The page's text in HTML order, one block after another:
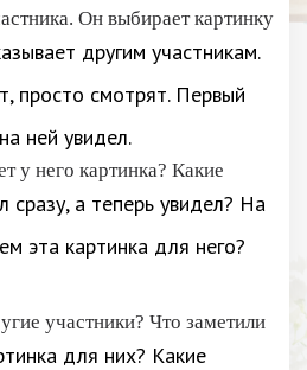
Он выбирает картинку
другим участникам.
просто смотрят. Первый
ней увидел.
у него картинка? Какие
сразу, а теперь увидел? На
эта картинка для него?
участники? Что заметили
для них? Какие